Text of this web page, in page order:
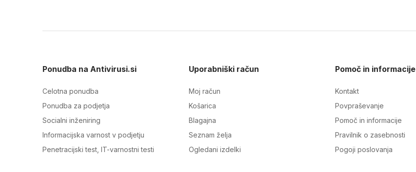
Ponudba na Antivirusi.si
Celotna ponudba
Ponudba za podjetja
Socialni inženiring
Informacijska varnost v podjetju
Penetracijski test, IT-varnostni testi
Uporabniški račun
Moj račun
Košarica
Blagajna
Seznam želja
Ogledani izdelki
Pomoč in informacije
Kontakt
Povpraševanje
Pomoč in informacije
Pravilnik o zasebnosti
Pogoji poslovanja